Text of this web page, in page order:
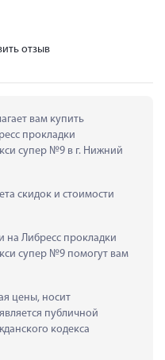
отзыв
вам купить
прокладки
супер №9 в г. Нижний
скидок и стоимости
на Либресс прокладки
супер №9 помогут вам
цены, носит
публичной
кодекса